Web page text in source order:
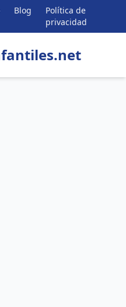
Blog
Política de
privacidad